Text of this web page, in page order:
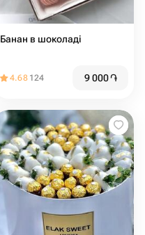
Банан в шоколаді
4.68 124 9 000֏